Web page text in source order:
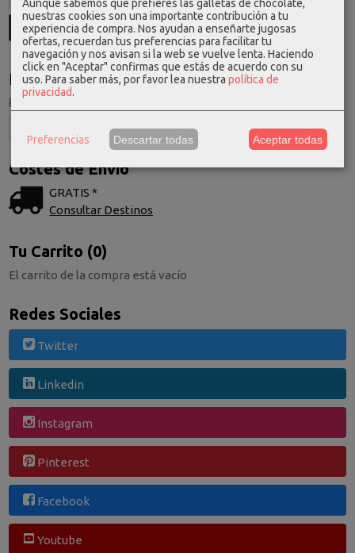
Idioma
Costes de Envío
GRATIS *
Consultar Destinos
Tu Carrito (0)
El carrito de la compra está vacío
Redes Sociales
Twitter
Linkedin
Instagram
Pinterest
Facebook
Youtube
Aunque sabemos que prefieres las galletas de chocolate,
nuestras cookies son una importante contribución a tu
experiencia de compra. Nos ayudan a enseñarte jugosas
ofertas, recuerdan tus preferencias para facilitar tu
navegación y nos avisan si la web se vuelve lenta. Haciendo
click en "Aceptar" confirmas que estás de acuerdo con su
uso. Para saber más, por favor lea nuestra política de
privacidad.
Preferencias Descartar todas Aceptar todas